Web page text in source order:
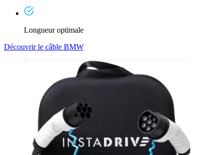
Longueur optimale
Découvrir le câble BMW